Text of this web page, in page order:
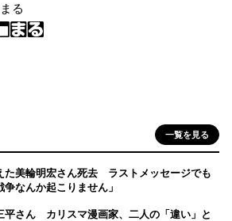
る
一覧を見る
た美輪明宏さん死去 ラストメッセージでも
なんか起こりません」
平さん カリスマ漫画家、二人の「違い」と